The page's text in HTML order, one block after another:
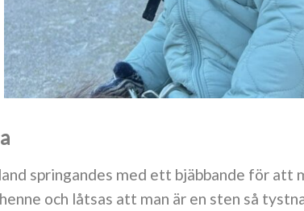
springandes med ett bjäbbande för att
och låtsas att man är en sten så